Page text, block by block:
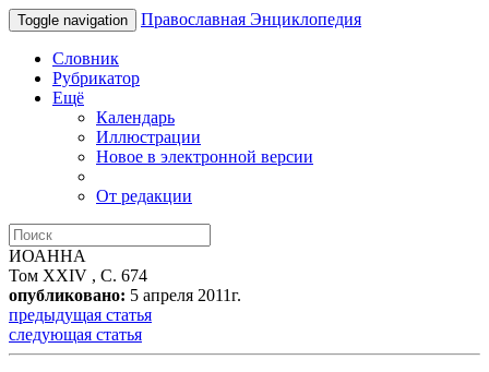
Toggle navigation Православная Энциклопедия
Словник
Рубрикатор
Ещё
Календарь
Иллюстрации
Новое в электронной версии
От редакции
ИОАННА
Том XXIV , С. 674
опубликовано: 5 апреля 2011г.
предыдущая статья
следующая статья